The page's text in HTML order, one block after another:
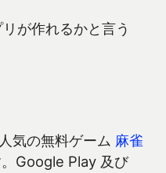
が作れるかと言う
気の無料ゲーム 麻雀
Google Play 及び